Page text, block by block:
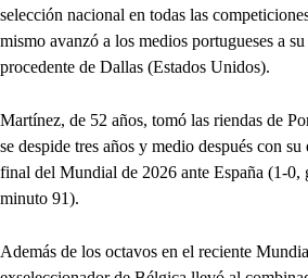
selección nacional en todas las
mismo avanzó a los medios portugueses a
procedente de Dallas (Estados Unidos).
Martínez, de 52 años, tomó las riendas de
se despide tres años y medio después con
final del Mundial de 2026 ante España (1-
minuto 91).
Además de los octavos en el reciente